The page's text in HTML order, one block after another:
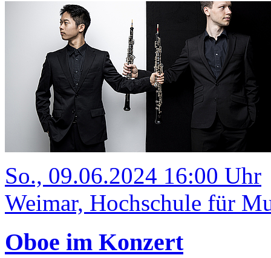
So., 09.06.2024 16:00 Uhr
Weimar, Hochschule für
Oboe im Konzert